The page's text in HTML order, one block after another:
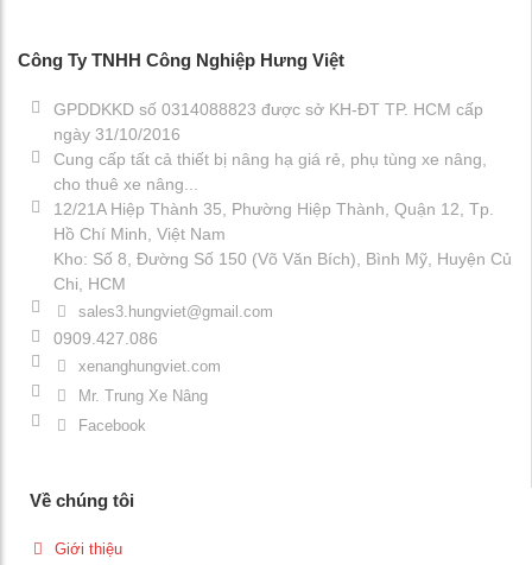
Công Ty TNHH Công Nghiệp Hưng Việt
GPDDKKD số 0314088823 được sở KH-ĐT TP. HCM cấp
ngày 31/10/2016
Cung cấp tất cả thiết bị nâng hạ giá rẻ, phụ tùng xe nâng,
cho thuê xe nâng...
12/21A Hiệp Thành 35, Phường Hiệp Thành, Quận 12, Tp.
Hồ Chí Minh, Việt Nam
Kho: Số 8, Đường Số 150 (Võ Văn Bích), Bình Mỹ, Huyện Củ
Chi, HCM
sales3.hungviet@gmail.com
0909.427.086
xenanghungviet.com
Mr. Trung Xe Nâng
Facebook
Về chúng tôi
Giới thiệu